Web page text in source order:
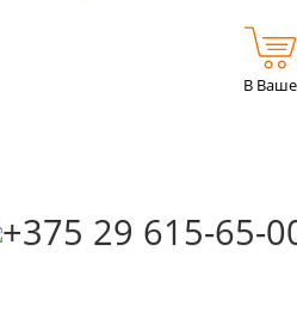
‎+375 29 615-65-
В